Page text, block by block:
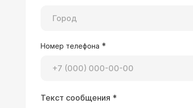
лечение для
эффективные
22.10.2010 Алла, 50 лет,
Номер телефона *
Текст сообщения *